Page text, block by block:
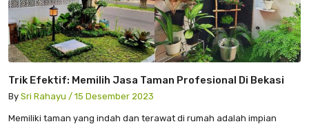
Trik Efektif: Memilih Jasa Taman Profesional Di Bekasi
By Sri Rahayu / 15 Desember 2023
Memiliki taman yang indah dan terawat di rumah adalah impian